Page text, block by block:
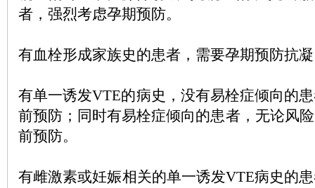
者，强烈考虑孕期预防。
有血栓形成家族史的患者，需要孕期预防抗
有单一诱发VTE的病史，没有易栓症倾向的
前预防；同时有易栓症倾向的患者，无论风
前预防。
有雌激素或妊娠相关的单一诱发VTE病史的